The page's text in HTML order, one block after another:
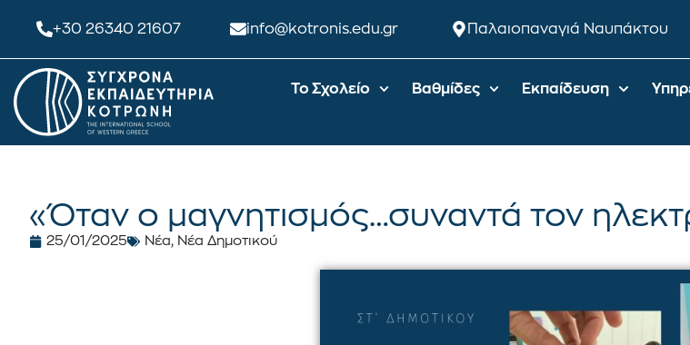
+30 26340 21607 info@kotronis.edu.gr Παλαιοπαναγιά Ναυπάκτου
Το Σχολείο Βαθμίδες Εκπαίδευση
«Όταν ο μαγνητισμός…συναντά τον
25/01/2025 Νέα, Νέα Δημοτικού